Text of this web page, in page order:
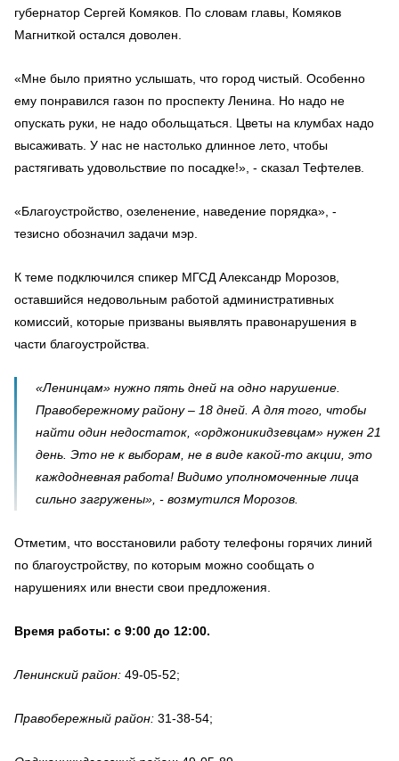
губернатор Сергей Комяков. По словам главы, Комяков
Магниткой остался доволен.
«Мне было приятно услышать, что город чистый. Особенно
ему понравился газон по проспекту Ленина. Но надо не
опускать руки, не надо обольщаться. Цветы на клумбах надо
высаживать. У нас не настолько длинное лето, чтобы
растягивать удовольствие по посадке!», - сказал Тефтелев.
«Благоустройство, озеленение, наведение порядка», -
тезисно обозначил задачи мэр.
К теме подключился спикер МГСД Александр Морозов,
оставшийся недовольным работой административных
комиссий, которые призваны выявлять правонарушения в
части благоустройства.
«Ленинцам» нужно пять дней на одно нарушение.
Правобережному району – 18 дней. А для того, чтобы
найти один недостаток, «орджоникидзевцам» нужен 21
день. Это не к выборам, не в виде какой-то акции, это
каждодневная работа! Видимо уполномоченные лица
сильно загружены», - возмутился Морозов.
Отметим, что восстановили работу телефоны горячих линий
по благоустройству, по которым можно сообщать о
нарушениях или внести свои предложения.
Время работы: с 9:00 до 12:00.
Ленинский район: 49-05-52;
Правобережный район: 31-38-54;